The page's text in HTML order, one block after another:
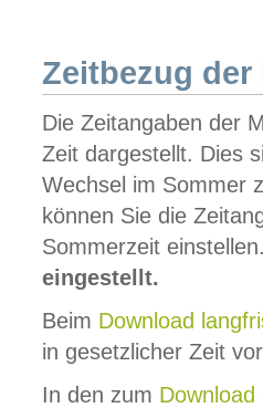
Zeitbezug der
Die Zeitangaben der
Zeit dargestellt. Dies
Wechsel im Sommer
können Sie die
Sommerzeit
eingestellt.
Beim Download
in gesetzlicher Zeit
In den zum Download